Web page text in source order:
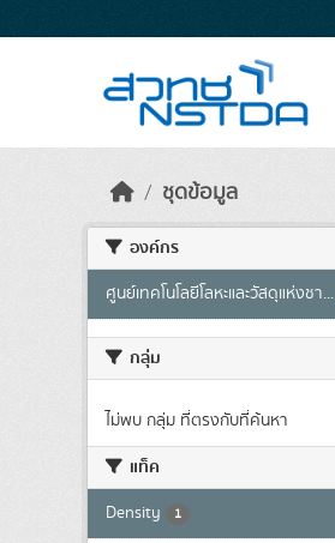
ชุดข้อมูล
องค์กร
ศูนย์เทคโนโลยีโลหะและวัสดุแห่งชา...
กลุ่ม
ไม่พบ กลุ่ม ที่ตรงกับที่ค้นหา
แท็ค
Density 1